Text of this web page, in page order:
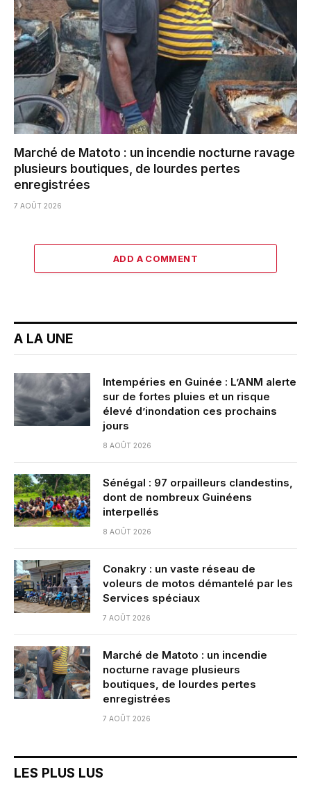
Marché de Matoto : un incendie nocturne ravage
plusieurs boutiques, de lourdes pertes
enregistrées
7 AOÛT 2026
ADD A COMMENT
A LA UNE
Intempéries en Guinée : L’ANM alerte
sur de fortes pluies et un risque
élevé d’inondation ces prochains
jours
8 AOÛT 2026
Sénégal : 97 orpailleurs clandestins,
dont de nombreux Guinéens
interpellés
8 AOÛT 2026
Conakry : un vaste réseau de
voleurs de motos démantelé par les
Services spéciaux
7 AOÛT 2026
Marché de Matoto : un incendie
nocturne ravage plusieurs
boutiques, de lourdes pertes
enregistrées
7 AOÛT 2026
LES PLUS LUS